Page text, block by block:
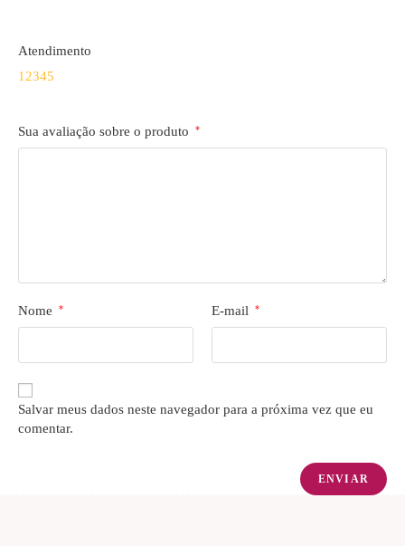
Atendimento
12345
Sua avaliação sobre o produto *
Nome * E-mail *
Salvar meus dados neste navegador para a próxima vez que eu
comentar.